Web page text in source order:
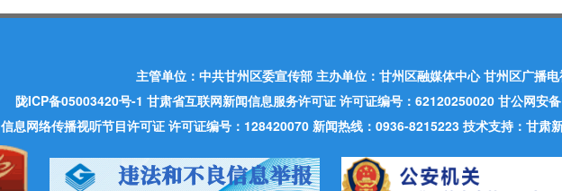
主管单位：中共甘州区委宣传部 主办单位：甘州区融媒体中心 甘州区广播电
陇ICP备05003420号-1 甘肃省互联网新闻信息服务许可证 许可证编号：62120250020 甘公网安
信息网络传播视听节目许可证 许可证编号：128420070 新闻热线：0936-8215223 技术支持：甘肃